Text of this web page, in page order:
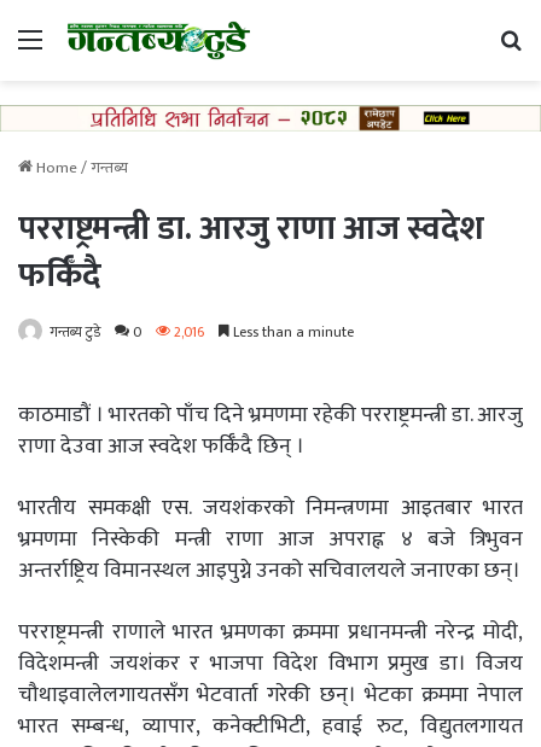
Menu
Home/गन्तब्य
परराष्ट्रमन्त्री डा. आरजु राणा आज स्वदेश
फर्किँदै
गन्तब्य टुडे 0 2,016 Less than a minute
काठमाडौं । भारतको पाँच दिने भ्रमणमा रहेकी परराष्ट्रमन्त्री डा. आरजु
राणा देउवा आज स्वदेश फर्किँदै छिन् ।
भारतीय समकक्षी एस. जयशंकरको निमन्त्रणमा आइतबार भारत
भ्रमणमा निस्केकी मन्त्री राणा आज अपराह्न ४ बजे त्रिभुवन
अन्तर्राष्ट्रिय विमानस्थल आइपुग्ने उनको सचिवालयले जनाएका छन्।
परराष्ट्रमन्त्री राणाले भारत भ्रमणका क्रममा प्रधानमन्त्री नरेन्द्र मोदी,
विदेशमन्त्री जयशंकर र भाजपा विदेश विभाग प्रमुख डा। विजय
चौथाइवालेलगायतसँग भेटवार्ता गरेकी छन्। भेटका क्रममा नेपाल
भारत सम्बन्ध, व्यापार, कनेक्टीभिटी, हवाई रुट, विद्युतलगायत